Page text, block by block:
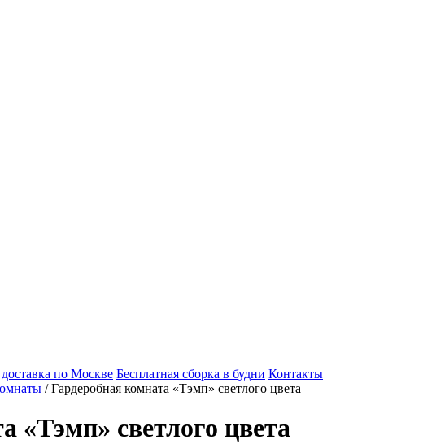
по Москве Бесплатная сборка в будни Контакты
/Гардеробная комната «Тэмп» светлого цвета
«Тэмп» светлого цвета